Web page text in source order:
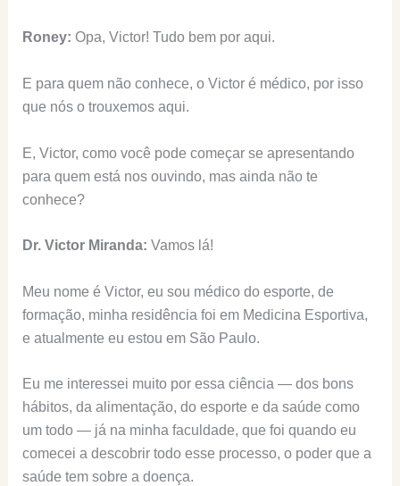
Roney: Opa, Victor! Tudo bem por aqui.
E para quem não conhece, o Victor é médico, por isso
que nós o trouxemos aqui.
E, Victor, como você pode começar se apresentando
para quem está nos ouvindo, mas ainda não te
conhece?
Dr. Victor Miranda: Vamos lá!
Meu nome é Victor, eu sou médico do esporte, de
formação, minha residência foi em Medicina Esportiva,
e atualmente eu estou em São Paulo.
Eu me interessei muito por essa ciência — dos bons
hábitos, da alimentação, do esporte e da saúde como
um todo — já na minha faculdade, que foi quando eu
comecei a descobrir todo esse processo, o poder que a
saúde tem sobre a doença.